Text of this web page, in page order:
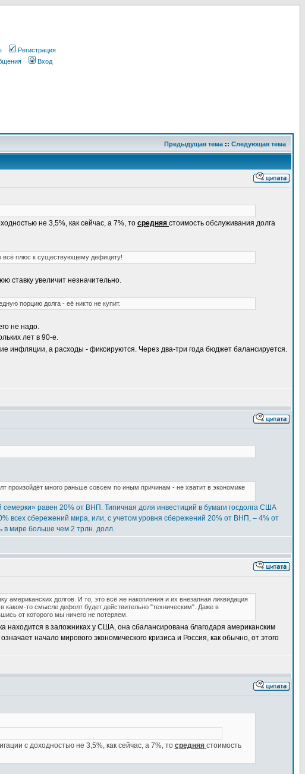
Регистрация
Вход
Предыдущая тема :: Следующая тема
не 3,5%, как сейчас, а 7%, то средняя стоимость обслуживания долга
всё плюс к существующему дефициту!
ставку увеличит незначительно.
порцию долга - её никто не купит.
не надо.
лет в 90-е.
инфляции, а расходы - фиксируются. Через два-три года бюджет балансируется.
произойдёт много раньше совсем по иным причинам - не хватит в экономике
равен 20% от ВНП. Типичная доля инвестиций в бумаги госдолга США
всех сбережений мира, или, с учетом уровня сбережений 20% от ВНП, – 4% от
в мире больше чем 2 трлн. долл.
американских долгов. И то, это всё же накопления и их внезапная ликвидация
каком-то смысле дефолт будет действительно "техническим". Даже в
от которого мы ничего не потеряем.
находится в заложниках у США, она сбалансирована благодаря американским
начало мирового экономического кризиса и Россия, как обычно, от этого
с доходностью не 3,5%, как сейчас, а 7%, то средняя стоимость